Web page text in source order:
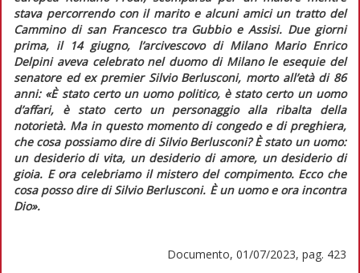
stava percorrendo con il marito e alcuni amici un tratto del
Cammino di san Francesco tra Gubbio e Assisi. Due giorni
prima, il 14 giugno, l’arcivescovo di Milano Mario Enrico
Delpini aveva celebrato nel duomo di Milano le esequie del
senatore ed ex premierSilvio Berlusconi, morto all’età di 86
anni: «È stato certo un uomo politico, è stato certo un uomo
d’affari, è stato certo un personaggio alla ribalta della
notorietà. Ma in questo momento di congedo e di preghiera,
che cosa possiamo dire di Silvio Berlusconi? È stato un uomo:
un desiderio di vita, un desiderio di amore, un desiderio di
gioia. E ora celebriamo il mistero del compimento. Ecco che
cosa posso dire di Silvio Berlusconi. È un uomo e ora incontra
Dio».
Documento, 01/07/2023, pag. 423